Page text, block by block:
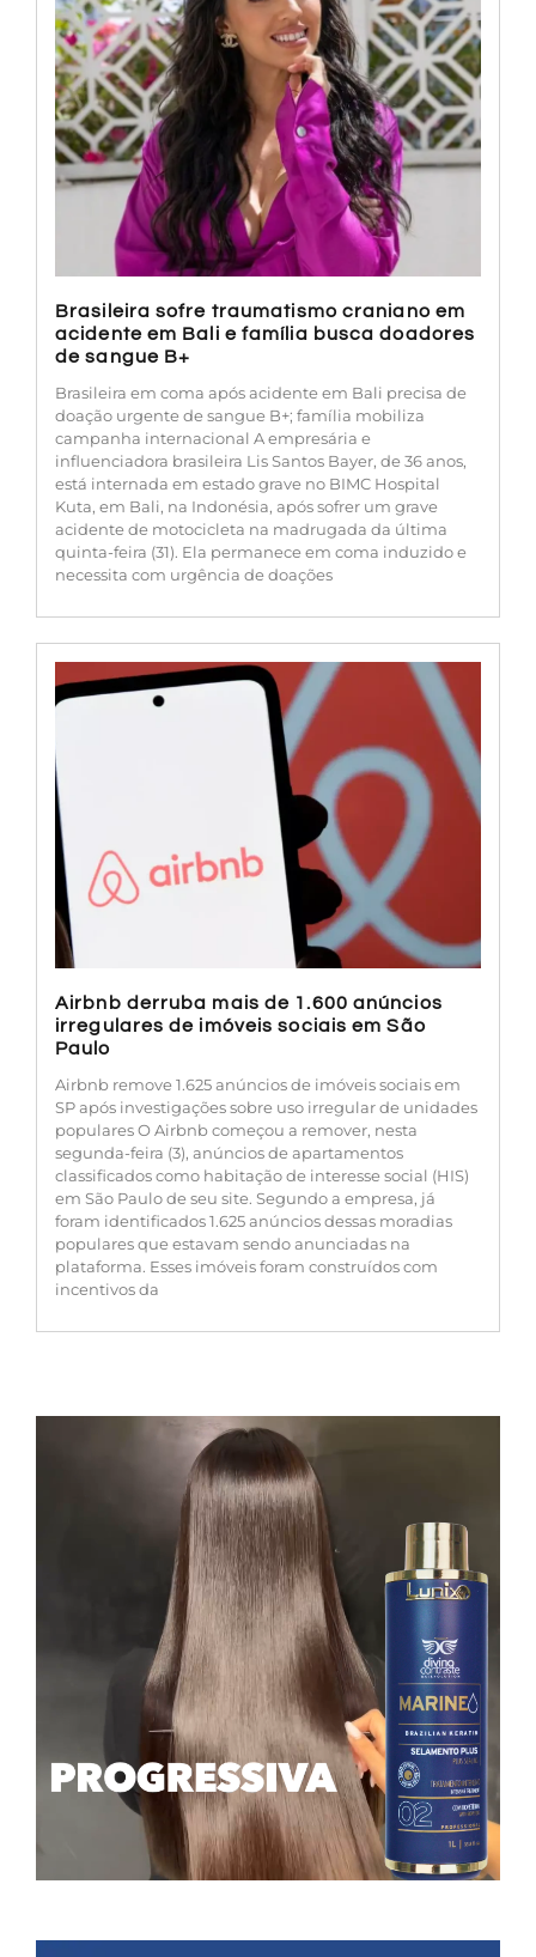
Brasileira sofre traumatismo craniano em
acidente em Bali e família busca doadores
de sangue B+
Brasileira em coma após acidente em Bali precisa de
doação urgente de sangue B+; família mobiliza
campanha internacional A empresária e
influenciadora brasileira Lis Santos Bayer, de 36 anos,
está internada em estado grave no BIMC Hospital
Kuta, em Bali, na Indonésia, após sofrer um grave
acidente de motocicleta na madrugada da última
quinta-feira (31). Ela permanece em coma induzido e
necessita com urgência de doações
Airbnb derruba mais de 1.600 anúncios
irregulares de imóveis sociais em São
Paulo
Airbnb remove 1.625 anúncios de imóveis sociais em
SP após investigações sobre uso irregular de unidades
populares O Airbnb começou a remover, nesta
segunda-feira (3), anúncios de apartamentos
classificados como habitação de interesse social (HIS)
em São Paulo de seu site. Segundo a empresa, já
foram identificados 1.625 anúncios dessas moradias
populares que estavam sendo anunciadas na
plataforma. Esses imóveis foram construídos com
incentivos da